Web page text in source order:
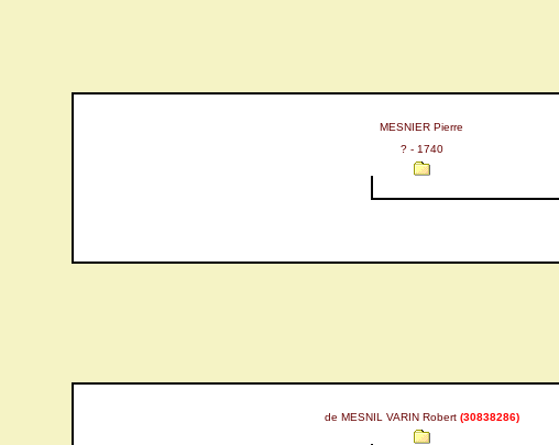
MESNIER Pierre
? - 1740
de MESNIL VARIN Robert (30838286)